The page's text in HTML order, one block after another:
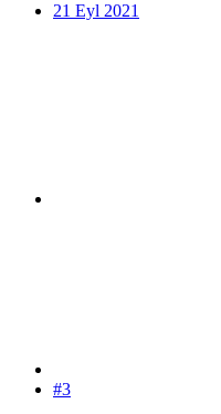
21 Eyl 2021
#3